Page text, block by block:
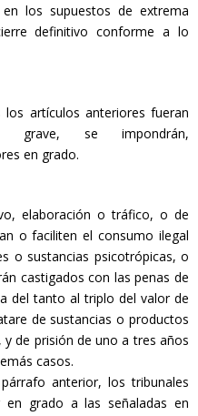
los supuestos de extrema
definitivo conforme a lo
artículos anteriores fueran
grave, se impondrán,
en grado.
elaboración o tráfico, o de
o faciliten el consumo ilegal
o sustancias psicotrópicas, o
castigados con las penas de
del tanto al triplo del valor de
de sustancias o productos
de prisión de uno a tres años
casos.
anterior, los tribunales
grado a las señaladas en